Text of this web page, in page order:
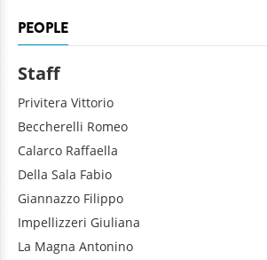
PEOPLE
Staff
Privitera Vittorio
Beccherelli Romeo
Calarco Raffaella
Della Sala Fabio
Giannazzo Filippo
Impellizzeri Giuliana
La Magna Antonino